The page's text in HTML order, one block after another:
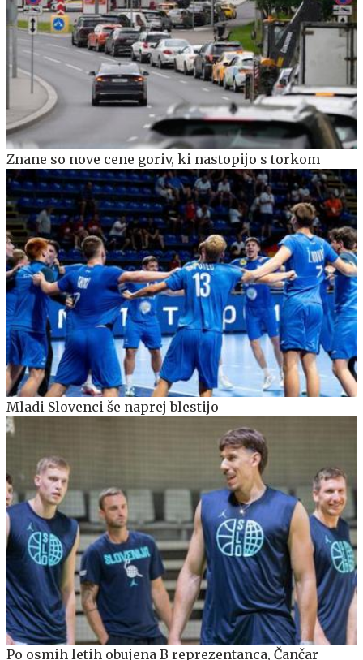
Znane so nove cene goriv, ki nastopijo s torkom
Mladi Slovenci še naprej blestijo
Po osmih letih obujena B reprezentanca, Čančar